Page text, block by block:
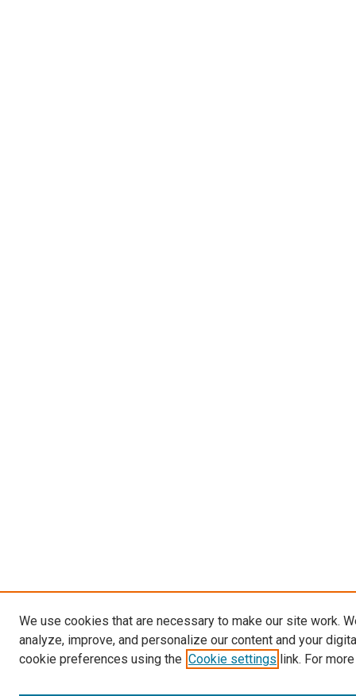
We use cookies that are necessary to make our site work.
analyze, improve, and personalize our content and your
cookie preferences using the Cookie settings link. For